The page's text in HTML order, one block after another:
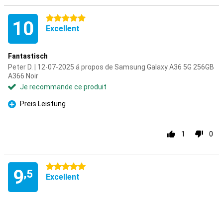
10 5 étoiles
Excellent
Fantastisch
Peter D. | 12-07-2025 á propos de Samsung Galaxy A36 5G 256GB
A366 Noir
Je recommande ce produit
Pour
Preis Leistung
1 0
9,5
5 étoiles
Excellent